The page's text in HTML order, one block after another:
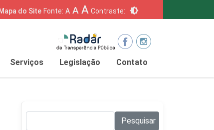
Mapa do Site Fonte: A A A Contraste: brightness_6
Serviços Legislação Contato
Pesquisar